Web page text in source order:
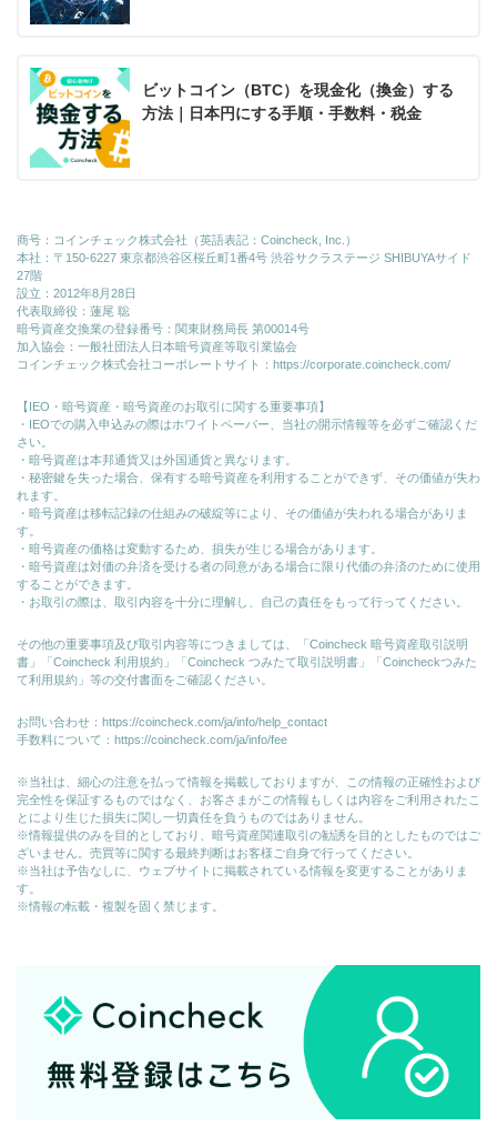
ビットコイン（BTC）を現金化（換金）する
方法｜日本円にする手順・手数料・税金
商号：コインチェック株式会社（英語表記：Coincheck, Inc.）
本社：〒150-6227 東京都渋谷区桜丘町1番4号 渋谷サクラステージ SHIBUYAサイド
27階
設立：2012年8月28日
代表取締役：蓮尾 聡
暗号資産交換業の登録番号：関東財務局長 第00014号
加入協会：一般社団法人日本暗号資産等取引業協会
コインチェック株式会社コーポレートサイト： https://corporate.coincheck.com/
【IEO・暗号資産・暗号資産のお取引に関する重要事項】
・IEOでの購入申込みの際はホワイトペーパー、当社の開示情報等を必ずご確認くだ
さい。
・暗号資産は本邦通貨又は外国通貨と異なります。
・秘密鍵を失った場合、保有する暗号資産を利用することができず、その価値が失わ
れます。
・暗号資産は移転記録の仕組みの破綻等により、その価値が失われる場合がありま
す。
・暗号資産の価格は変動するため、損失が生じる場合があります。
・暗号資産は対価の弁済を受ける者の同意がある場合に限り代価の弁済のために使⽤
することができます。
・お取引の際は、取引内容を十分に理解し、自己の責任をもって行ってください。
その他の重要事項及び取引内容等につきましては、「Coincheck 暗号資産取引説明
書」「Coincheck 利用規約」「Coincheck つみたて取引説明書」「Coincheckつみた
て利用規約」等の交付書面をご確認ください。
お問い合わせ： https://coincheck.com/ja/info/help_contact
手数料について： https://coincheck.com/ja/info/fee
※当社は、細心の注意を払って情報を掲載しておりますが、この情報の正確性および
完全性を保証するものではなく、お客さまがこの情報もしくは内容をご利用されたこ
とにより生じた損失に関し一切責任を負うものではありません。
※情報提供のみを目的としており、暗号資産関連取引の勧誘を目的としたものではご
ざいません。売買等に関する最終判断はお客様ご自身で行ってください。
※当社は予告なしに、ウェブサイトに掲載されている情報を変更することがありま
す。
※情報の転載・複製を固く禁じます。